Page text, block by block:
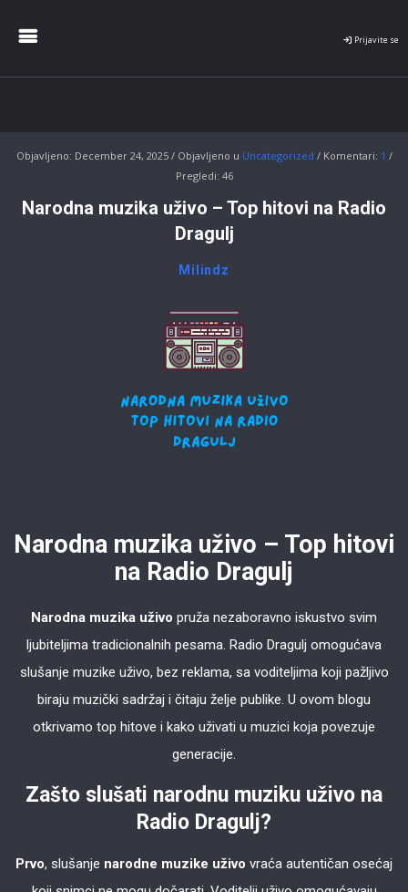
Prijavite se
Dragulj
Objavljeno: December 24, 2025 Objavljeno u Uncategorized Komentari: 1
Pregledi: 46
Narodna muzika uživo – Top hitovi na Radio
Dragulj
Milindz
Narodna muzika uživo – Top hitovi
na Radio Dragulj
Narodna muzika uživo pruža nezaboravno iskustvo svim
ljubiteljima tradicionalnih pesama. Radio Dragulj omogućava
slušanje muzike uživo, bez reklama, sa voditeljima koji pažljivo
biraju muzički sadržaj i čitaju želje publike. U ovom blogu
otkrivamo top hitove i kako uživati u muzici koja povezuje
generacije.
Zašto slušati narodnu muziku uživo na
Radio Dragulj?
Prvo, slušanje narodne muzike uživo vraća autentičan osećaj